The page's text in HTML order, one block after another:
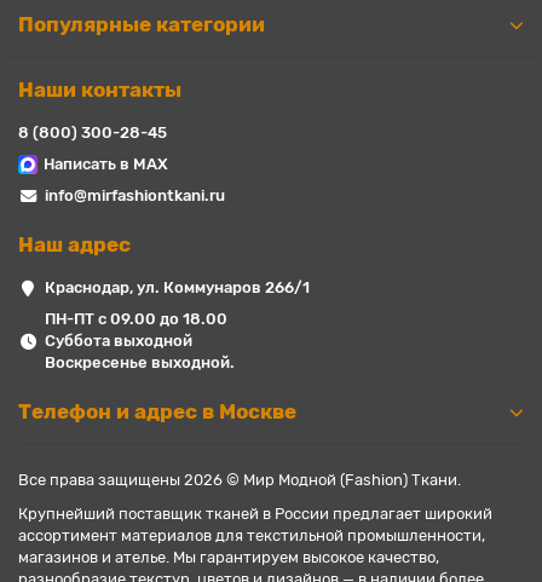
Популярные категории
Наши контакты
8 (800) 300-28-45
Написать в MAX
info@mirfashiontkani.ru
Наш адрес
Краснодар, ул. Коммунаров 266/1
ПН-ПТ с 09.00 до 18.00
Суббота выходной
Воскресенье выходной.
Телефон и адрес в Москве
Все права защищены 2026 © Мир Модной (Fashion) Ткани.
Крупнейший поставщик тканей в России предлагает широкий
ассортимент материалов для текстильной промышленности,
магазинов и ателье. Мы гарантируем высокое качество,